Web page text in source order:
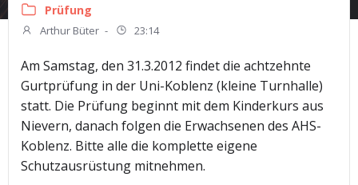
Prüfung
Arthur Büter - 23:14
Am Samstag, den 31.3.2012 findet die achtzehnte
Gurtprüfung in der Uni-Koblenz (kleine Turnhalle)
statt. Die Prüfung beginnt mit dem Kinderkurs aus
Nievern, danach folgen die Erwachsenen des AHS-
Koblenz. Bitte alle die komplette eigene
Schutzausrüstung mitnehmen.